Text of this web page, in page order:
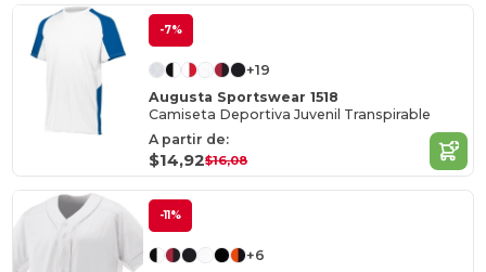
-7%
+19
Augusta Sportswear 1518
Camiseta Deportiva Juvenil Transpirable
A partir de:
$14,92$16,08
-11%
+6